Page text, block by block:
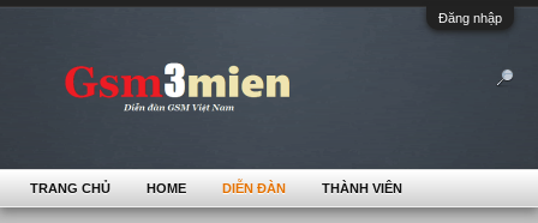
Đăng nhập
TRANG CHỦ HOME DIỄN ĐÀN THÀNH VIÊN